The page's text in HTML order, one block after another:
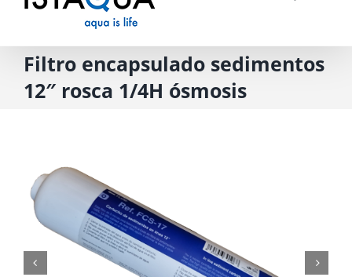
Filtro encapsulado sedimentos
12″ rosca 1/4H ósmosis